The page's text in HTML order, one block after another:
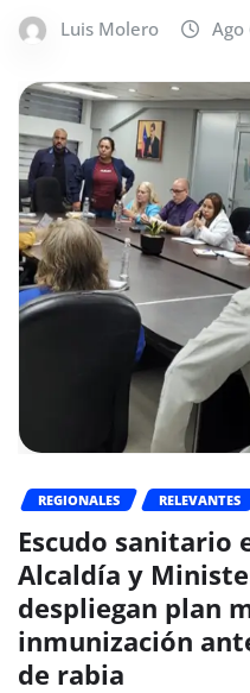
Luis Molero Ago
REGIONALES RELEVANTES
Escudo sanitario
Alcaldía y
despliegan plan
inmunización
de rabia